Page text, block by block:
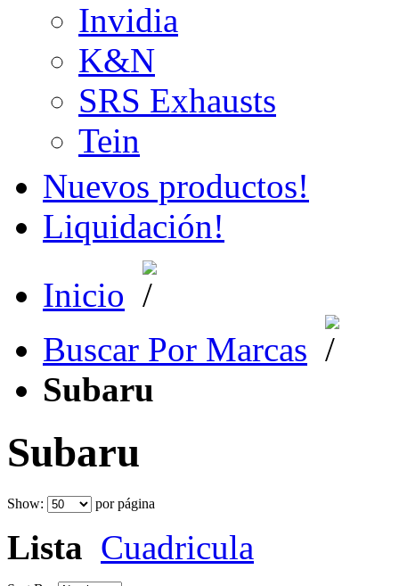
Invidia
K&N
SRS Exhausts
Tein
Nuevos productos!
Liquidación!
Inicio
Buscar Por Marcas
Subaru
Subaru
Show: por página
Lista Cuadricula